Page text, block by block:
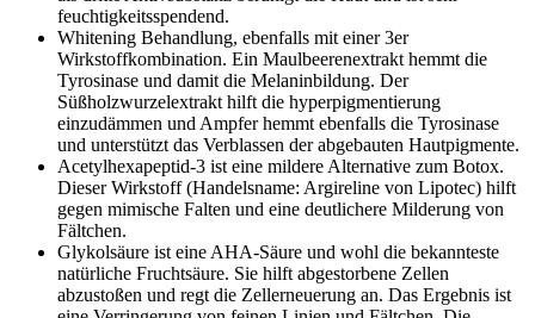
feuchtigkeitsspendend.
Whitening Behandlung, ebenfalls mit einer 3er
Wirkstoffkombination. Ein Maulbeerenextrakt hemmt die
Tyrosinase und damit die Melaninbildung. Der
Süßholzwurzelextrakt hilft die hyperpigmentierung
einzudämmen und Ampfer hemmt ebenfalls die Tyrosinase
und unterstützt das Verblassen der abgebauten Hautpigmente.
Acetylhexapeptid-3 ist eine mildere Alternative zum Botox.
Dieser Wirkstoff (Handelsname: Argireline von Lipotec) hilft
gegen mimische Falten und eine deutlichere Milderung von
Fältchen.
Glykolsäure ist eine AHA-Säure und wohl die bekannteste
natürliche Fruchtsäure. Sie hilft abgestorbene Zellen
abzustoßen und regt die Zellerneuerung an. Das Ergebnis ist